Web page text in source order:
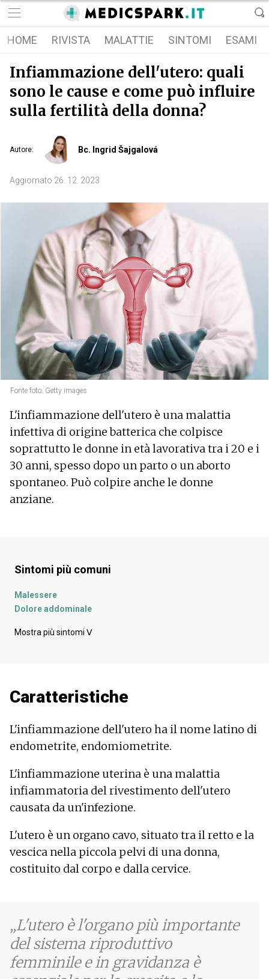
HOME RIVISTA MALATTIE SINTOMI ESAMI
Infiammazione dell'utero: quali
sono le cause e come può influire
sulla fertilità della donna?
Autore: Bc. Ingrid Šajgalová
Aggiornato 26. 12. 2023
Fonte foto: Getty images
L'infiammazione dell'utero è una malattia
infettiva di origine batterica che colpisce
soprattutto le donne in età lavorativa tra i 20 e i
30 anni, spesso dopo un parto o un aborto
spontaneo. Può colpire anche le donne
anziane.
Sintomi più comuni
Malessere
Dolore addominale
Dolore durante le mestruazioni
Dolore durante la minzione
Febbre
Nausea
Costipazione
Gonfiore - flatulenza
Indigestione
Pressione sanguigna bassa
Perdite maleodoranti dalla vagina
Debolezza muscolare
Stanchezza
Perdite vaginali
Mostra più sintomi ᐯ
Caratteristiche
L'infiammazione dell'utero ha il nome latino di
endometrite, endomiometrite.
L'infiammazione uterina è una malattia
infiammatoria del rivestimento dell'utero
causata da un'infezione.
L'utero è un organo cavo, situato tra il retto e la
vescica nella piccola pelvi di una donna,
costituito dal corpo e dalla cervice.
L'utero è l'organo più importante
del sistema riproduttivo
femminile e in gravidanza è